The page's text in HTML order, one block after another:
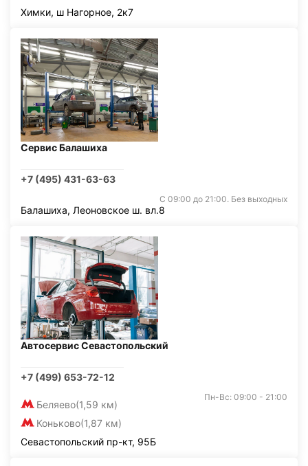
Химки, ш Нагорное, 2к7
Сервис Балашиха
+7 (495) 431-63-63
С 09:00 до 21:00. Без выходных
Балашиха, Леоновское ш. вл.8
Автосервис Севастопольский
+7 (499) 653-72-12
Беляево(1,59 км)
Коньково(1,87 км)
Пн-Вс: 09:00 - 21:00
Севастопольский пр-кт, 95Б